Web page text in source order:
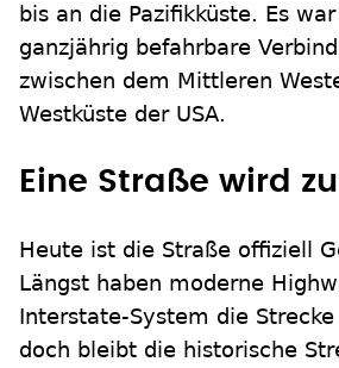
bis an die Pazifikküste. Es
ganzjährig befahrbare
zwischen dem Mittleren
Westküste der USA.
Eine Straße wird
Heute ist die Straße offiziell
Längst haben moderne
Interstate-System die
doch bleibt die historische